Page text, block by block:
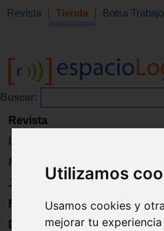
Utilizamos
Usamos cookies y
mejorar tu
Revista Tienda Bolsa Trabajo
Buscar:
Revista
Libros
Material
Juguetes
Formación
Directorio